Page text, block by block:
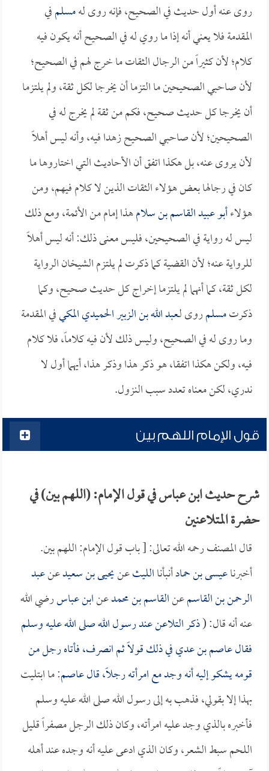
روى عنه أول حديث في الصحيح، فإنه روى لهمسلمفي
المقدمة فلا يعني أنه إذا ما روي له في الصحيح أنه يكون فيه
كلام؛ لأن كثيراً من الرجال الثقات ما خرج لهم في الصحيح؛
لأن صاحبي الصحيحين ما التزما أن يخرجا لكل ثقة، ولم يلتزما
أن يخرجا كل حديث صحيح، فكم من ثقة لم يخرج له في
الصحيحين؛ لأن صاحبي الصحيح زهدا فيه، وأنه ليس أهلاً
لأن يروى عنه، بل هكذا اتفق أن الأحاديث التي اختاروها ما
كان في رجالها بعض هؤلاء الثقات الذين لا كلام فيهم، ومن
هؤلاءأبو عبيد القاسم بن سلامهذا إمام من الأئمة، ومع ذلك
ليس له رواية في الصحيحين، فليس معنى ذلك: أنه ليس أهلاً
للرواية عنه؛ لأن القضية كما ذكرت لم يلتزم الشيخان الرواية
لكل ثقة، كما أنهما لم يلتزما إخراج كل حديث صحيح، وكما
ذكرتمسلمروى لـعبد الله بن الزبير الحميدي المكيفي المقدمة
وما روى له في الصحيح، وليس ذلك لأن فيه كلاماً، فلا كلام
فيه، ولكن هكذا اتفقا، هو ذكر هذا وذكر هذا، أيهما أول لا
ندري، لكن معناه تعدد سبب النزول.
قول الإمام اللهم بين
شرح حديث ابن عباس في قول الإمام: (اللهم بين) في
حضرة المتلاعنين
قال المصنف رحمه الله تعالى: [ باب قول الإمام: اللهم بين.
أخبرناعيسى بن حمادأنبأناالليثعنيحيى بن سعيدعنعبد
الرحمن بن القاسمعنالقاسم بن محمدعنابن عباسرضي الله
عنه أنه قال: (ذكر التلاعن عند رسول الله صلى الله عليه وسلم
فقالعاصم بن عديفي ذلك قولاً ثم انصرف، فأتاه رجل من
قومه يشكو إليه أنه وجد مع امرأته رجلاً، قالعاصم: ما ابتليت
بهذا إلا بقولي، فذهب به إلى رسول الله صلى الله عليه وسلم
فأخبره بالذي وجد عليه امرأته، وكان ذلك الرجل مصفراً قليل
اللحم سبط الشعر، وكان الذي ادعى عليه أنه وجده عند أهله